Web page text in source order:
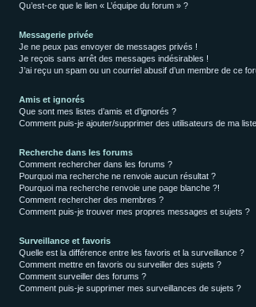
Qu’est-ce que le lien « L’équipe du forum » ?
Messagerie privée
Je ne peux pas envoyer de messages privés !
Je reçois sans arrêt des messages indésirables !
J’ai reçu un spam ou un courriel abusif d’un membre de ce
Amis et ignorés
Que sont mes listes d’amis et d’ignorés ?
Comment puis-je ajouter/supprimer des utilisateurs de ma liste
Recherche dans les forums
Comment rechercher dans les forums ?
Pourquoi ma recherche ne renvoie aucun résultat ?
Pourquoi ma recherche renvoie une page blanche ?!
Comment rechercher des membres ?
Comment puis-je trouver mes propres messages et sujets ?
Surveillance et favoris
Quelle est la différence entre les favoris et la surveillance ?
Comment mettre en favoris ou surveiller des sujets ?
Comment surveiller des forums ?
Comment puis-je supprimer mes surveillances de sujets ?